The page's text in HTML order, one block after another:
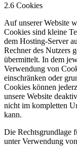
2.6 Cookies
Auf unserer Website
Cookies sind kleine
dem Hosting-Server
Rechner des Nutzers
übermittelt. In dem
Verwendung von
einschränken oder
Cookies können
unsere Website
nicht im kompletten
kann.
Die Rechtsgrundlage
unter Verwendung